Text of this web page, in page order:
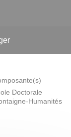
Doctorale
Humanités